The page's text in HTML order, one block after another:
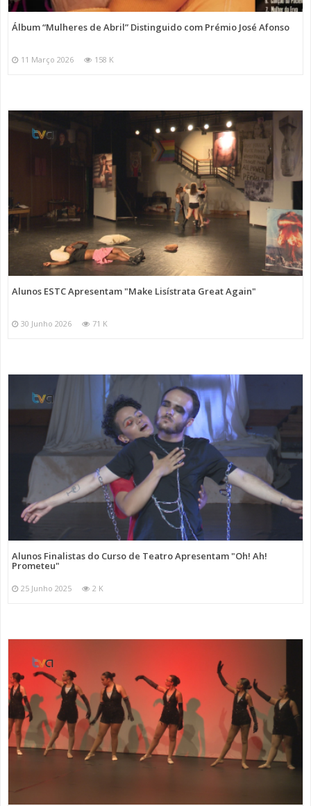
Álbum “Mulheres de Abril” Distinguido com Prémio José Afonso
11 Março 2026 158 K
Alunos ESTC Apresentam "Make Lisístrata Great Again"
30 Junho 2026 71 K
Alunos Finalistas do Curso de Teatro Apresentam "Oh! Ah!
Prometeu"
25 Junho 2025 2 K